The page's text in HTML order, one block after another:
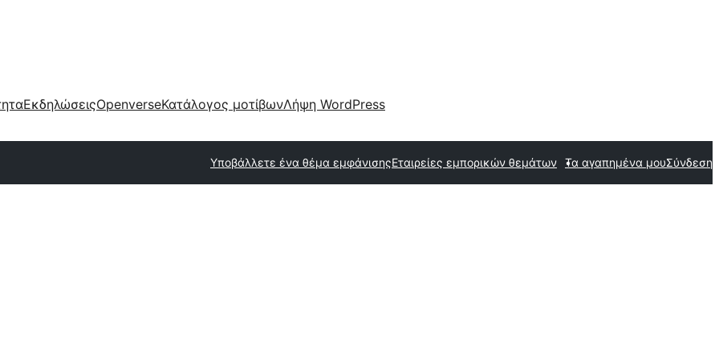
ΕκδηλώσειςOpenverseΚατάλογος μοτίβωνΛήψη WordPress
Υποβάλλετε ένα θέμα εμφάνισηςΕταιρείες εμπορικών θεμάτων Τα αγαπημένα μουΣύνδεση